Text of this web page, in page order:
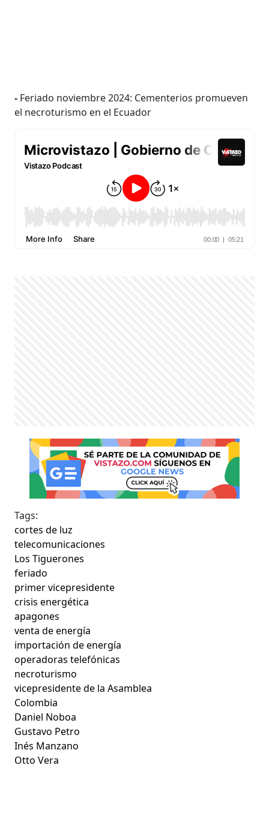
- Feriado noviembre 2024: Cementerios promueven
el necroturismo en el Ecuador
Tags:
cortes de luz
telecomunicaciones
Los Tiguerones
feriado
primer vicepresidente
crisis energética
apagones
venta de energía
importación de energía
operadoras telefónicas
necroturismo
vicepresidente de la Asamblea
Colombia
Daniel Noboa
Gustavo Petro
Inés Manzano
Otto Vera